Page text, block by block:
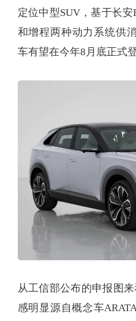
定位中型SUV，基于长
和增程两种动力系统供
车有望在今年8月底正式
从工信部公布的申报图
感明显源自概念车